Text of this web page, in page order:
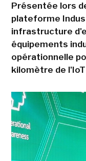
Présentée lors
plateforme
infrastructure
équipements
opérationnelle
kilomètre de